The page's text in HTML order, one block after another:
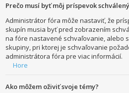
Prečo musí byť môj príspevok
Administrátor fóra môže nastaviť, že
skupín musia byť pred zobrazením
na fóre nastavené schvaľovanie, alebo
skupiny, pri ktorej je schvaľovanie
administrátora fóra pre viac informácií.
Hore
Ako môžem oživiť svoje témy?